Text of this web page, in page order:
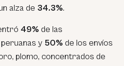
alza de 34.3%.
49% de las
y 50% de los envíos
plomo, concentrados de